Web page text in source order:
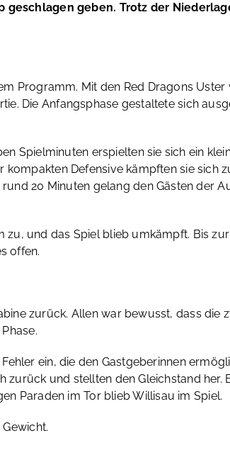
geschlagen geben. Trotz der
Programm. Mit den Red Dragons Uster
Die Anfangsphase gestaltete sich
Spielminuten erspielten sie sich ein
Defensive kämpften sie sich
20 Minuten gelang den Gästen der
und das Spiel blieb umkämpft. Bis
offen.
zurück. Allen war bewusst, dass die
ein, die den Gastgeberinnen
und stellten den Gleichstand her.
Paraden im Tor blieb Willisau im Spiel.